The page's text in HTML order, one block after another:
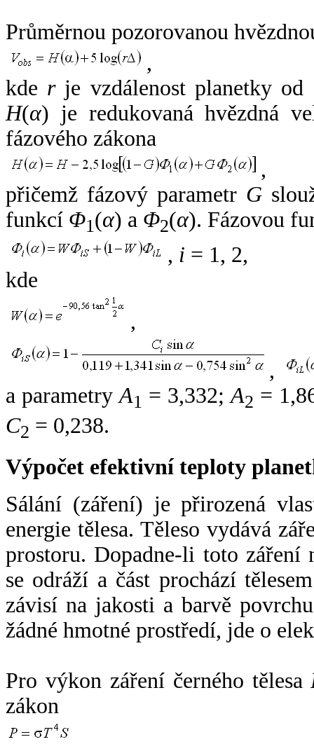
Průměrnou pozorovanou
,
kde rje vzdálenost planetky od
H(α) je redukovaná hvězdná
fázového zákona
,
přičemž fázový parametr G
funkcí Φ1(α) a Φ2(α). Fázovou
, i = 1, 2,
kde
,
,
a parametryA1 = 3,332;A2 =
C2 = 0,238.
Výpočet efektivní teploty
Sálání (záření) je přirozená
energie tělesa. Těleso vydává
prostoru. Dopadne-li toto záření
se odráží a část prochází
závisí na jakosti a barvě
žádné hmotné prostředí, jde o
Pro výkon záření černého tělesa
zákon